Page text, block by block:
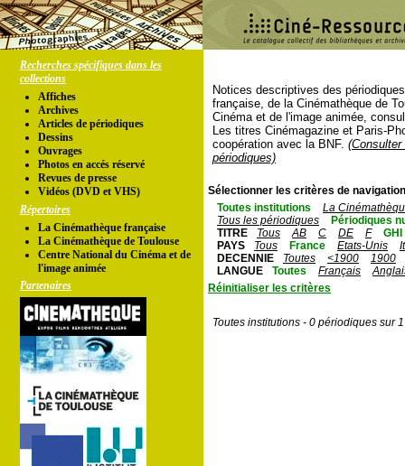
Recherches spécifiques dans les
collections
Affiches
Archives
Articles de périodiques
Dessins
Ouvrages
Photos en accés réservé
Revues de presse
Vidéos (DVD et VHS)
Répertoires
La Cinémathèque française
La Cinémathèque de Toulouse
Centre National du Cinéma et de
l'image animée
Partenaires
Notices descriptives des
française, de la Cinémathèque de
Cinéma et de l'image animée,
Les titres Cinémagazine et Paris-
coopération avec la BNF.
périodiques)
Sélectionner les critères de
Toutes institutions
La
Tous les périodiques
Périodiques
TITRE
Tous AB C DE F
GHI
PAYS
Tous France Etats-Unis
DECENNIE
Toutes <1900
1900
LANGUE
Toutes Français
Réinitialiser les critères
Toutes institutions - 0 périodiques sur